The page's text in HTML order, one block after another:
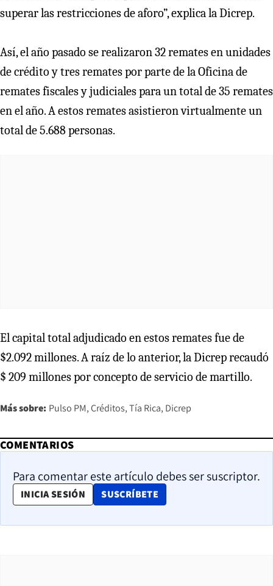
superar las restricciones de aforo”, explica la Dicrep.
Así, el año pasado se realizaron 32 remates en unidades
de crédito y tres remates por parte de la Oficina de
remates fiscales y judiciales para un total de 35 remates
en el año. A estos remates asistieron virtualmente un
total de 5.688 personas.
El capital total adjudicado en estos remates fue de
$2.092 millones. A raíz de lo anterior, la Dicrep recaudó
$ 209 millones por concepto de servicio de martillo.
Más sobre: Pulso PM Créditos Tía Rica Dicrep
COMENTARIOS
Para comentar este artículo debes ser suscriptor.
INICIA SESIÓN SUSCRÍBETE
OPENS IN NEW WINDOW